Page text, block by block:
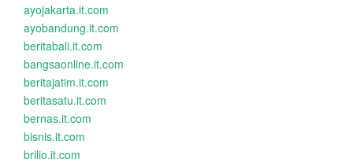
ayojakarta.it.com
ayobandung.it.com
beritabali.it.com
bangsaonline.it.com
beritajatim.it.com
beritasatu.it.com
bernas.it.com
bisnis.it.com
brilio.it.com